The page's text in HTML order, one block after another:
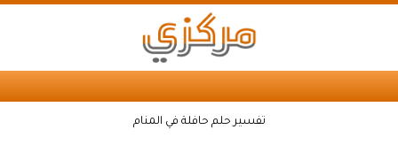
تفسير حلم حافلة في المنام